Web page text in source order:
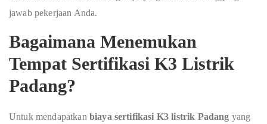
jawab pekerjaan Anda.
Bagaimana Menemukan
Tempat Sertifikasi K3 Listrik
Padang?
Untuk mendapatkan biaya sertifikasi K3 listrik Padang yang